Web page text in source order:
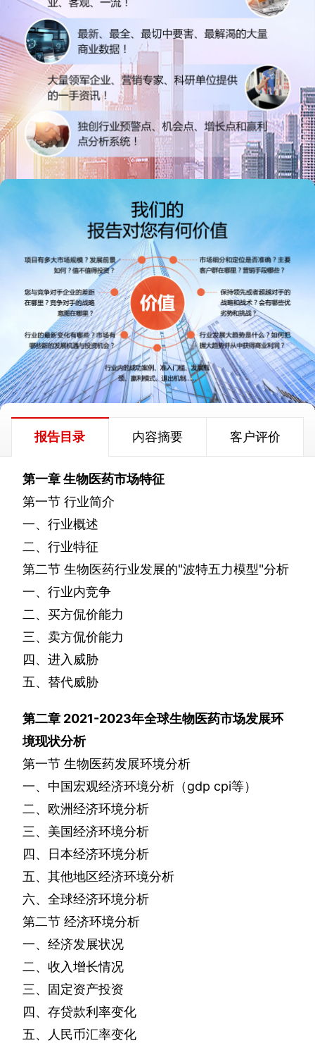
报告目录 内容摘要 客户评价
第一章生物医药市场特征
第一节 行业简介
一、行业概述
二、行业特征
第二节 生物医药行业发展的"波特五力模型"分析
一、行业内竞争
二、买方侃价能力
三、卖方侃价能力
四、进入威胁
五、替代威胁
第二章 2021-2023年全球生物医药市场发展环
境现状分析
第一节 生物医药发展环境分析
一、中国宏观经济环境分析（gdp cpi等）
二、欧洲经济环境分析
三、美国经济环境分析
四、日本经济环境分析
五、其他地区经济环境分析
六、全球经济环境分析
第二节 经济环境分析
一、经济发展状况
二、收入增长情况
三、固定资产投资
四、存贷款利率变化
五、人民币汇率变化